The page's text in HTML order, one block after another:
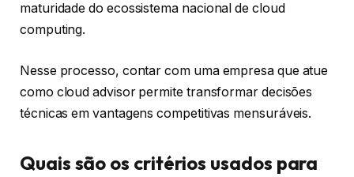
maturidade do ecossistema nacional de cloud
computing.
Nesse processo, contar com uma empresa que atue
como cloud advisor permite transformar decisões
técnicas em vantagens competitivas mensuráveis.
Quais são os critérios usados para